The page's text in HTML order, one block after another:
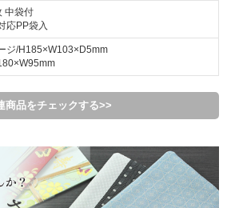
中袋付
応PP袋入
ジ/H185×W103×D5mm
商品をチェックする>>